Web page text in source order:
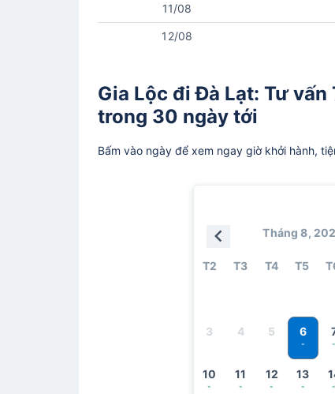
11/08
12/08
Gia Lộc đi Đà Lạt: Tư
trong 30 ngày tới
Bấm vào ngày để xem ngay giờ khởi hành,
Tháng 8,
T2 T3 T4 T5
3 4 5 6
- -
10
-
11
-
12
-
13
- -